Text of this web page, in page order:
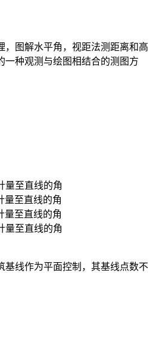
，图解水平角，视距法测距离和高
一种观测与绘图相结合的测图方
量至直线的角
量至直线的角
量至直线的角
量至直线的角
基线作为平面控制，其基线点数不